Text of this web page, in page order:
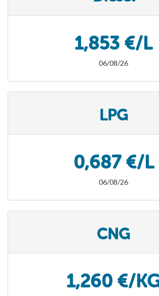
1,853 €/L
06/08/26
LPG
0,687 €/L
06/08/26
CNG
1,260 €/